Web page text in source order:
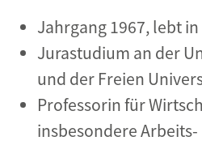
Jahrgang 1967, lebt
Jurastudium an der
und der Freien
Professorin für
insbesondere